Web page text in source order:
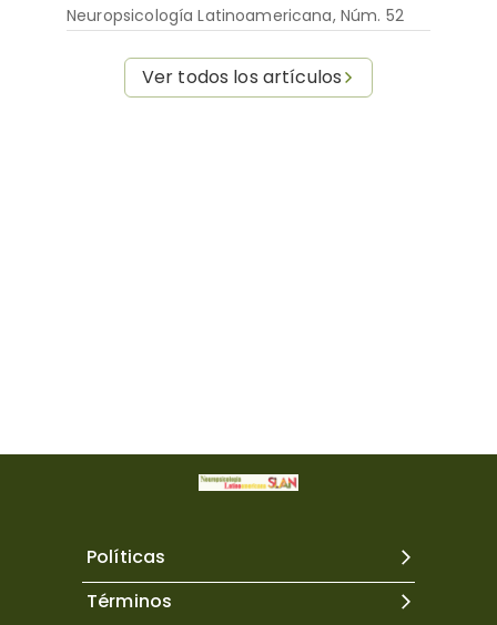
Neuropsicología Latinoamericana, Núm. 52
Ver todos los artículos
Políticas
Términos